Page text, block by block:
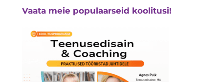
Vaata meie populaarseid koolitusi!